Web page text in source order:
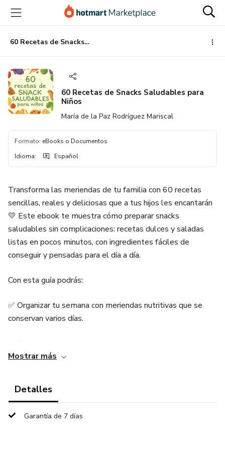
principal
página
de
página
60 Recetas de Snacks Saludables para Niños
60 Recetas de Snacks Saludables para
Niños
María de la Paz Rodríguez Mariscal
Formato: eBooks o Documentos
Idioma: Español
Transforma las meriendas de tu familia con 60 recetas
sencillas, reales y deliciosas que a tus hijos les encantarán
💛 Este ebook te muestra cómo preparar snacks
saludables sin complicaciones: recetas dulces y saladas
listas en pocos minutos, con ingredientes fáciles de
conseguir y pensadas para el día a día.
Con esta guía podrás:
✅ Organizar tu semana con meriendas nutritivas que se
conservan varios días.
caseras llenas de sabor.
preparación.
✅ Involucrar a tus hijos en la cocina y fortalecer el vínculo
Mostrar más
Detalles
Garantía de 7 días